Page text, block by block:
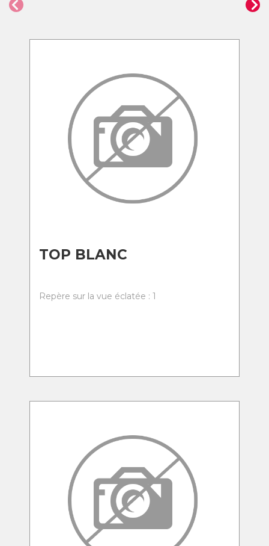
TOP BLANC
Repère sur la vue éclatée : 1